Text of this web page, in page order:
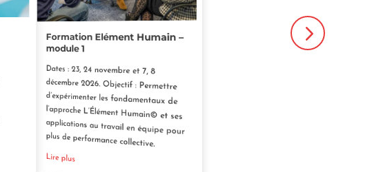
Formation Elément Humain –
module 1
Dates : 23, 24 novembre et 7, 8
décembre 2026. Objectif : Permettre
d’expérimenter les fondamentaux de
l’approche L’Élément Humain© et ses
applications au travail en équipe pour
plus de performance collective.
Lire plus